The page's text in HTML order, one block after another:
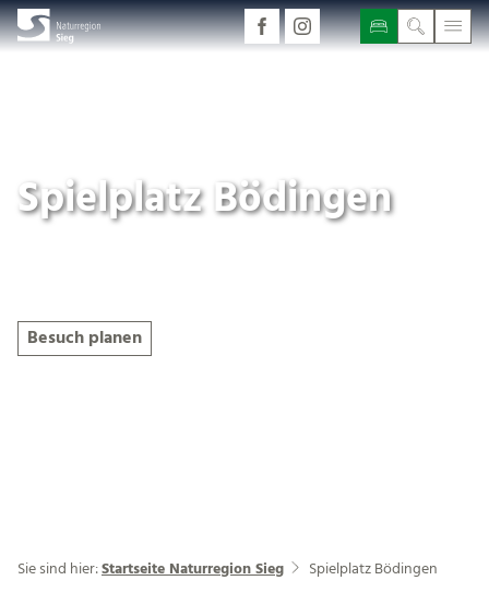
Spielplatz Bödingen
Besuch planen
Sie sind hier:Startseite Naturregion Sieg Spielplatz Bödingen